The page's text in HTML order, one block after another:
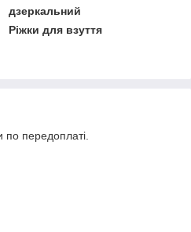
дзеркальний
Ріжки для взуття
по передоплаті.